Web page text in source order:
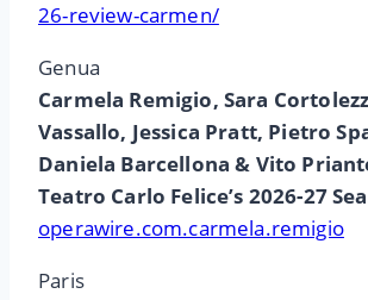
26-review-carmen/
Genua
Carmela Remigio, Sara
Vassallo, Jessica Pratt, Pietro
Daniela Barcellona & Vito
Teatro Carlo Felice’s 2026-27
operawire.com.carmela.remigio
Paris